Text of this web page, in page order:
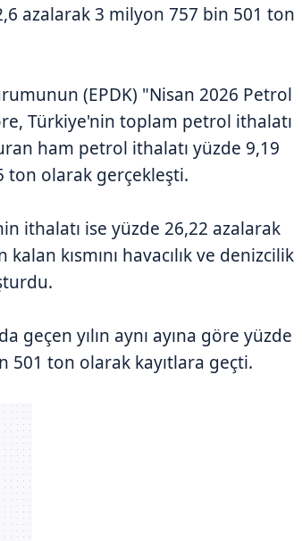
azalarak 3 milyon 757 bin 501 ton
(EPDK) "Nisan 2026 Petrol
Türkiye'nin toplam petrol ithalatı
ham petrol ithalatı yüzde 9,19
ton olarak gerçekleşti.
ithalatı ise yüzde 26,22 azalarak
kısmını havacılık ve denizcilik
geçen yılın aynı ayına göre yüzde
501 ton olarak kayıtlara geçti.